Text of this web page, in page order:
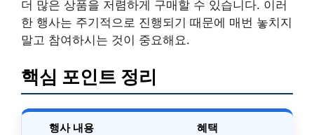
더 많은 상품을 저렴하게 구매할 수 있습니다. 이러
한 행사는 주기적으로 진행되기 때문에 매번 놓치지
말고 참여하시는 것이 중요해요.
핵심 포인트 정리
행사 내용 혜택